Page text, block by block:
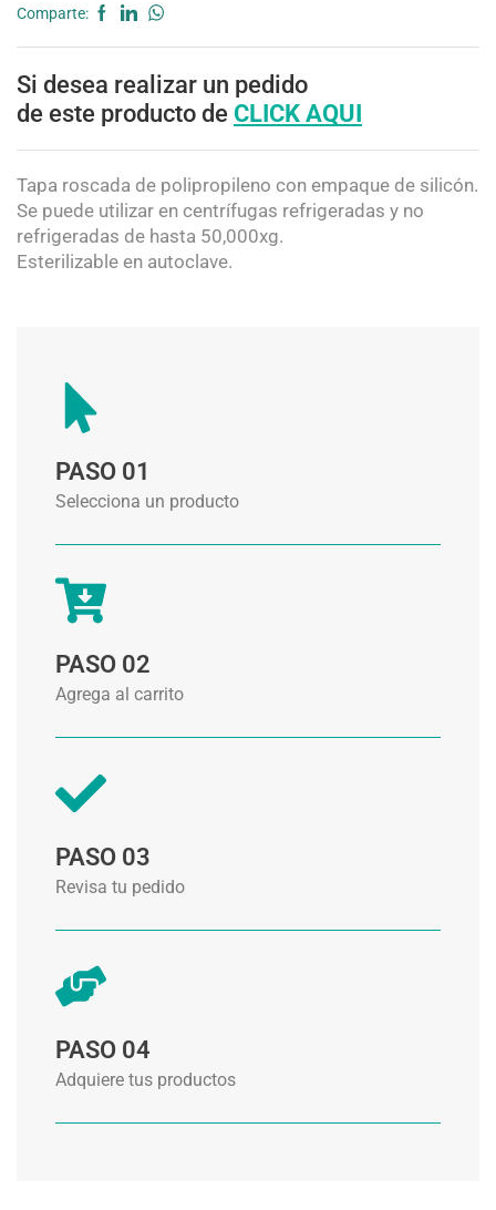
Comparte:
Si desea realizar un pedido
de este producto de CLICK AQUI
Tapa roscada de polipropileno con empaque de silicón.
Se puede utilizar en centrífugas refrigeradas y no
refrigeradas de hasta 50,000xg.
Esterilizable en autoclave.
PASO 01
Selecciona un producto
PASO 02
Agrega al carrito
PASO 03
Revisa tu pedido
PASO 04
Adquiere tus productos